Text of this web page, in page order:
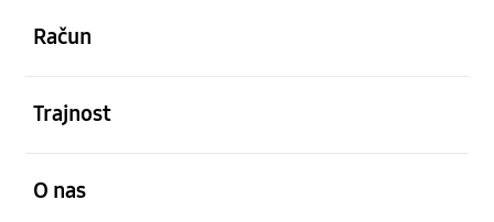
Račun
Trajnost
O nas